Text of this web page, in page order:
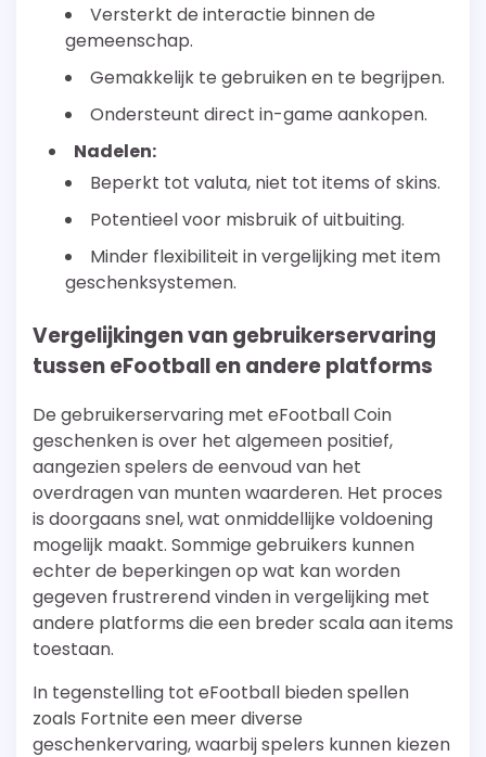
Versterkt de interactie binnen de
gemeenschap.
Gemakkelijk te gebruiken en te begrijpen.
Ondersteunt direct in-game aankopen.
Nadelen:
Beperkt tot valuta, niet tot items of skins.
Potentieel voor misbruik of uitbuiting.
Minder flexibiliteit in vergelijking met item
geschenksystemen.
Vergelijkingen van gebruikerservaring
tussen eFootball en andere platforms
De gebruikerservaring met eFootball Coin
geschenken is over het algemeen positief,
aangezien spelers de eenvoud van het
overdragen van munten waarderen. Het proces
is doorgaans snel, wat onmiddellijke voldoening
mogelijk maakt. Sommige gebruikers kunnen
echter de beperkingen op wat kan worden
gegeven frustrerend vinden in vergelijking met
andere platforms die een breder scala aan items
toestaan.
In tegenstelling tot eFootball bieden spellen
zoals Fortnite een meer diverse
geschenkervaring, waarbij spelers kunnen kiezen